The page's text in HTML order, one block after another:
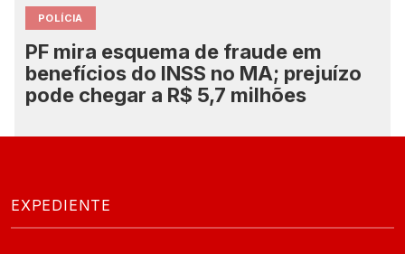
POLÍCIA
PF mira esquema de fraude em
benefícios do INSS no MA; prejuízo
pode chegar a R$ 5,7 milhões
EXPEDIENTE